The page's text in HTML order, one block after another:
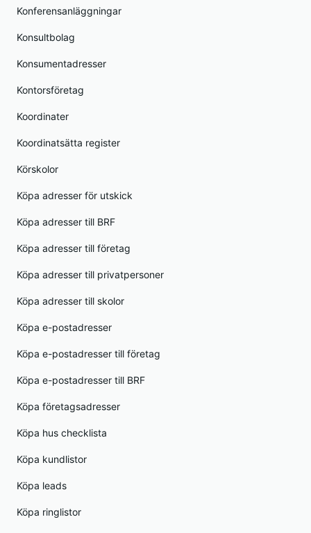
Konferensanläggningar
Konsultbolag
Konsumentadresser
Kontorsföretag
Koordinater
Koordinatsätta register
Körskolor
Köpa adresser för utskick
Köpa adresser till BRF
Köpa adresser till företag
Köpa adresser till privatpersoner
Köpa adresser till skolor
Köpa e-postadresser
Köpa e-postadresser till företag
Köpa e-postadresser till BRF
Köpa företagsadresser
Köpa hus checklista
Köpa kundlistor
Köpa leads
Köpa ringlistor